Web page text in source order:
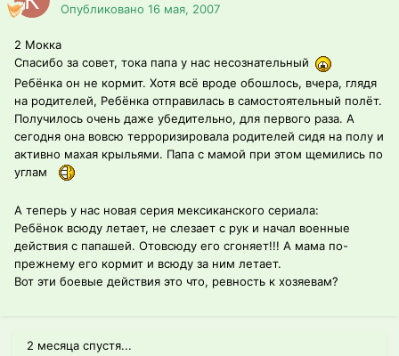
Опубликовано 16 мая, 2007
2 Мокка
Спасибо за совет, тока папа у нас несознательный
Ребёнка он не кормит. Хотя всё вроде обошлось, вчера, глядя
на родителей, Ребёнка отправилась в самостоятельный полёт.
Получилось очень даже убедительно, для первого раза. А
сегодня она вовсю терроризировала родителей сидя на полу и
активно махая крыльями. Папа с мамой при этом щемились по
углам
А теперь у нас новая серия мексиканского сериала:
Ребёнок всюду летает, не слезает с рук и начал военные
действия с папашей. Отовсюду его сгоняет!!! А мама по-
прежнему его кормит и всюду за ним летает.
Вот эти боевые действия это что, ревность к хозяевам?
2 месяца спустя...